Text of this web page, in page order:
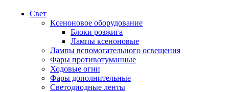
Свет
Ксеноновое оборудование
Блоки розжига
Лампы ксеноновые
Лампы вспомогательного освещения
Фары противотуманные
Ходовые огни
Фары дополнительные
Светодиодные ленты